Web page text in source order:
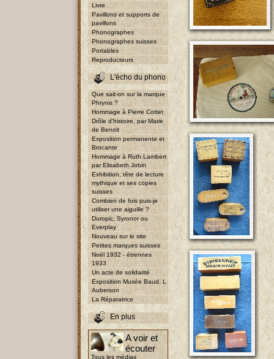
Livre
Pavillons et supports de
pavillons
Phonographes
Phonographes suisses
Portables
Reproducteurs
L'écho du phono
Que sait-on sur la marque
Phrynis ?
Hommage à Pierre Cottet
Drôle d'histoire, par Marie
de Benoit
Exposition permanente et
Brocante
Hommage à Ruth Lambert
par Elisabeth Jobin
Exhibition, tête de lecture
mythique et ses copies
suisses
Combien de fois puis-je
utiliser une aiguille ?
Duropic, Syronor ou
Everplay
Nouveau sur le site
Petites marques suisses
Noël 1932 - étrennes
1933
Un acte de solidarité
Exposition Musée Baud, L
Auberson
La Réparatrice
En plus
A voir et
écouter
Tous les médias